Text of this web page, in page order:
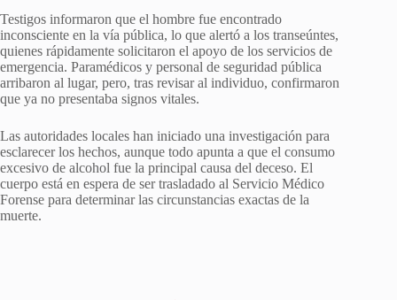
Testigos informaron que el hombre fue encontrado
inconsciente en la vía pública, lo que alertó a los transeúntes,
quienes rápidamente solicitaron el apoyo de los servicios de
emergencia. Paramédicos y personal de seguridad pública
arribaron al lugar, pero, tras revisar al individuo, confirmaron
que ya no presentaba signos vitales.
Las autoridades locales han iniciado una investigación para
esclarecer los hechos, aunque todo apunta a que el consumo
excesivo de alcohol fue la principal causa del deceso. El
cuerpo está en espera de ser trasladado al Servicio Médico
Forense para determinar las circunstancias exactas de la
muerte.